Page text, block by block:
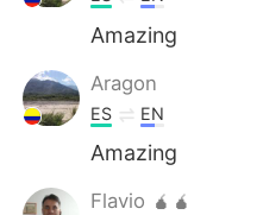
Amazing
Aragon
ES EN
Amazing
Flavio 🧉🧉